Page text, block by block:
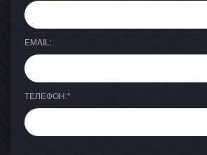
EMAIL:
ТЕЛЕФОН:*